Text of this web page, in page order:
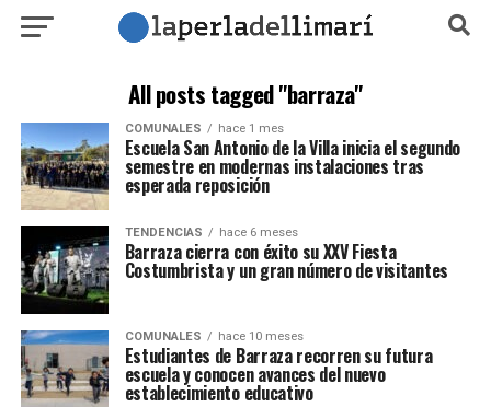
All posts tagged "barraza"
COMUNALES hace 1 mes
Escuela San Antonio de la Villa inicia el segundo
semestre en modernas instalaciones tras
esperada reposición
TENDENCIAS hace 6 meses
Barraza cierra con éxito su XXV Fiesta
Costumbrista y un gran número de visitantes
COMUNALES hace 10 meses
Estudiantes de Barraza recorren su futura
escuela y conocen avances del nuevo
establecimiento educativo